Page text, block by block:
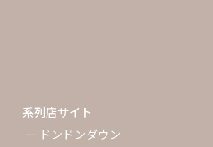
系列店サイト
ー ドンドンダウン